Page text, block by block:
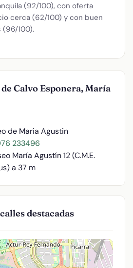
(92/100), con oferta
cerca (62/100) y con buen
(96/100).
Calvo Esponera, María
de Maria Agustin
233496
María Agustín 12 (C.M.E.
a 37 m
destacadas